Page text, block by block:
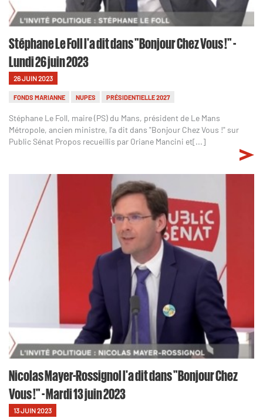
Stéphane Le Foll l'a dit dans "Bonjour Chez Vous !" -
Lundi 26 juin 2023
26 JUIN 2023
FONDS MARIANNE NUPES PRÉSIDENTIELLE 2027
Stéphane Le Foll, maire (PS) du Mans, président de Le Mans
Métropole, ancien ministre, l'a dit dans "Bonjour Chez Vous !" sur
Public Sénat Propos recueillis par Oriane Mancini et[...]
Nicolas Mayer-Rossignol l'a dit dans "Bonjour Chez
Vous !" - Mardi 13 juin 2023
13 JUIN 2023